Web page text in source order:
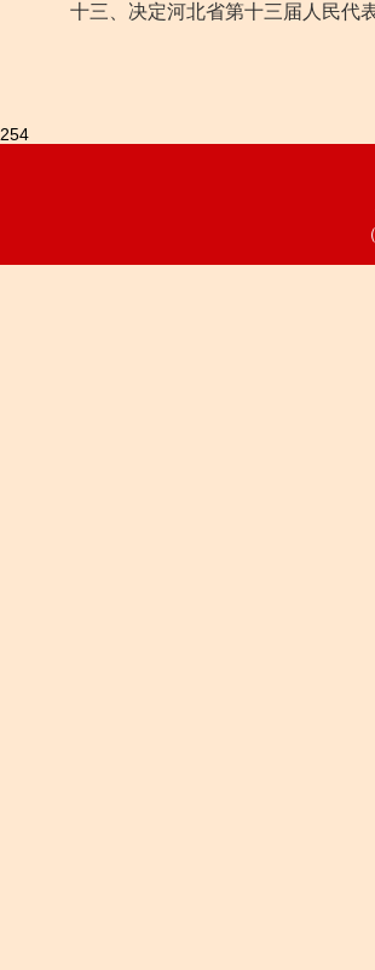
十三、决定河北省第十三届人民代
254